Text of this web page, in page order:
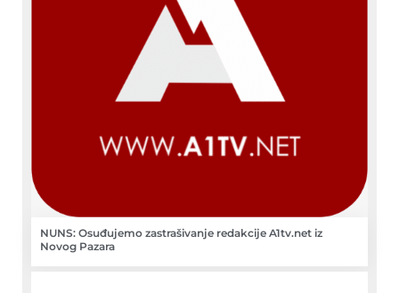
NUNS: Osuđujemo zastrašivanje redakcije A1tv.net iz
Novog Pazara